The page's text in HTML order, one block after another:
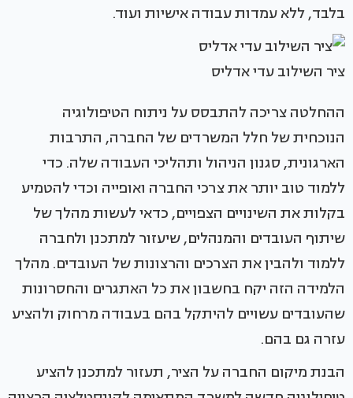
בלבד, ללא עמדות עבודה אישיות ועוד.
ציר השילוב עדי אדליס
ההחלטה צריכה להתבסס על ניתוח הטיפולוגיה
הנוכחית של חלל המשרדים של החברה, התרבות
הארגונית, סגנון הניהול ותהליכי העבודה שלה. כדי
ללמוד טוב יותר את צרכי החברה ואופייה וכדי להטמיע
בקלות את השינויים הצפויים, כדאי לעשות מהלך של
שיתוף העובדים והמנהלים, שיעזור למתכנן ולחברה
ללמוד ולהבין את הצרכים והרצונות של העובדים. מהלך
הלמידה הזה יקח בחשבון את כל האתגרים והחסרונות
שהעובדים עשויים להיתקל בהם בעבודה מרחוק ולהציע
עזרה גם בהם.
הבנת מיקום החברה על הציר, תעזור למתכנן להציע